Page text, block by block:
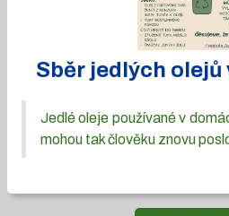
Sběr jedlých olejů
Jedlé oleje používané v
mohou tak člověku znovu